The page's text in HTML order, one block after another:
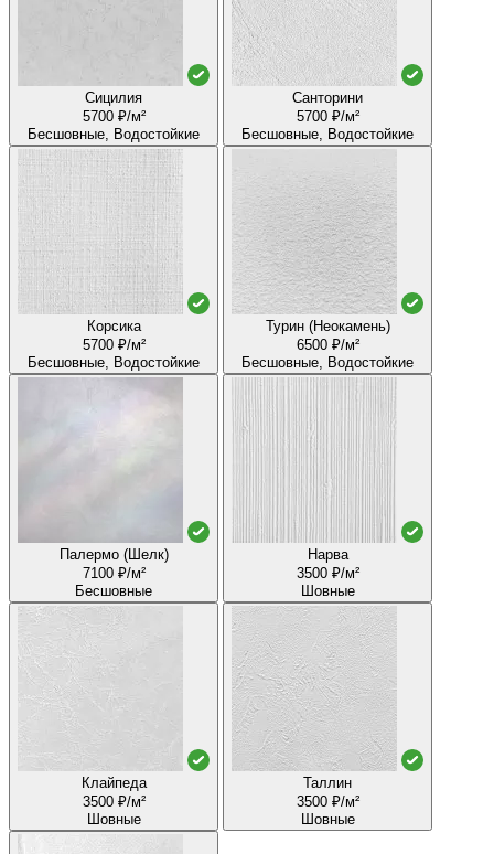
Сицилия
5700 ₽/м²
Бесшовные, Водостойкие
Санторини
5700 ₽/м²
Бесшовные, Водостойкие
Корсика
5700 ₽/м²
Бесшовные, Водостойкие
Турин (Неокамень)
6500 ₽/м²
Бесшовные, Водостойкие
Палермо (Шелк)
7100 ₽/м²
Бесшовные
Нарва
3500 ₽/м²
Шовные
Клайпеда
3500 ₽/м²
Шовные
Таллин
3500 ₽/м²
Шовные